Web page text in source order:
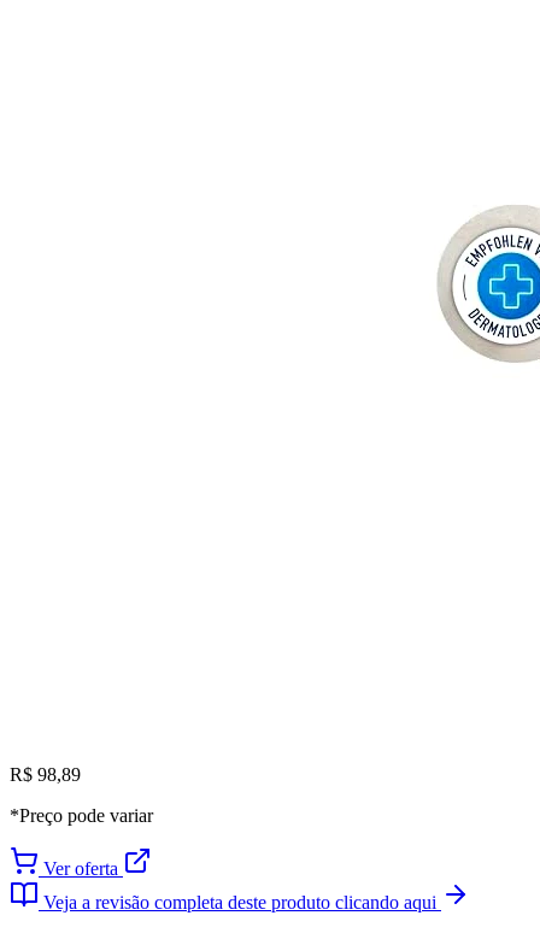
R$ 98,89
*Preço pode variar
Ver oferta
Veja a revisão completa deste produto clicando aqui